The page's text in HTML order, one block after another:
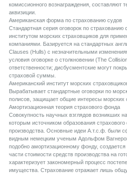
комиссионного вознаграждения, составляют
аквизиции.
Aмериканская форма по страхованию судов
Стандартная серия оговорок по
институтом морских страховщиков для
компаниями. Базируется на стандартных
Clauses (Hulls) с незначительными
условия оговорке о столкновении (The
ответственности; дисбусментские могут
страховой суммы.
Aмериканский институт морских
Вырабатывает стандартные оговорки по
полисов, защищает общие интересы морских
Aмортизационная теория страхового фонда
Совокупность научных взглядов возникших
которым источником образования
производства. Основные идеи А.т.с.ф. были
видным немецким ученым Адольфом
подобно амортизационному фонду,
части стоимости средств производства на
характеризует закономерный процесс
имущества. Страхование отражает лишь